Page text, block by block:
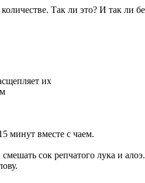
Так ли это? И так ли
их
минут вместе с чаем.
сок репчатого лука и